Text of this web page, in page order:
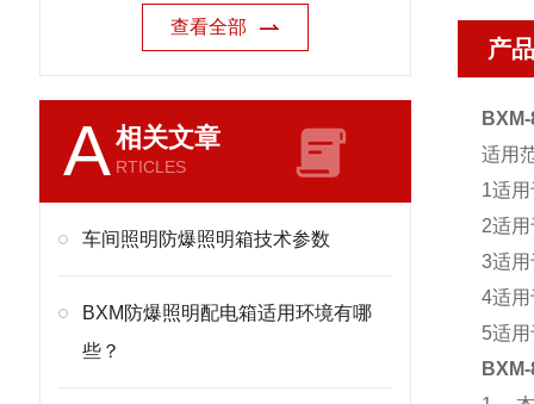
查看全部
A相关文章
RTICLES
车间照明防爆照明箱技术参数
BXM防爆照明配电箱适用环境有哪
些？
产
适用
1适
2适
3适
4适
5适